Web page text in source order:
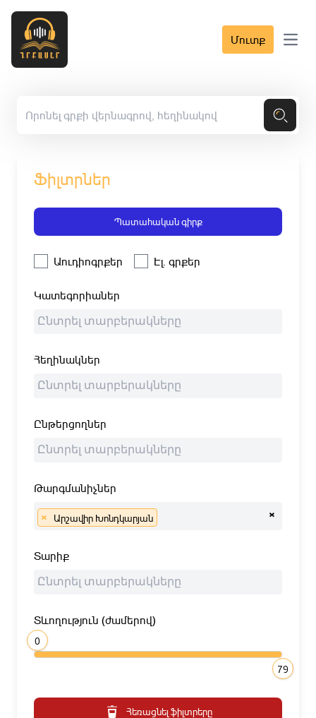
Մուտք Open
Ֆիլտրներ
Պատահական գիրք
Աուդիոգրքեր Էլ. գրքեր
Կատեգորիաներ
Հեղինակներ
Ընթերցողներ
Թարգմանիչներ
×
× Արշավիր Խոնդկարյան
Տարիք
Տևողություն (ժամերով)
0
79
Հեռացնել ֆիլտրերը